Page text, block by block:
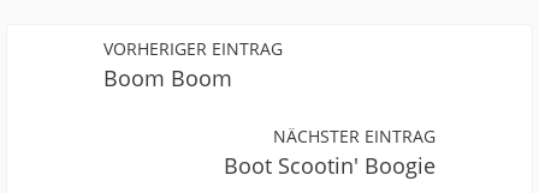
VORHERIGER EINTRAG
Boom Boom
NÄCHSTER EINTRAG
Boot Scootin' Boogie